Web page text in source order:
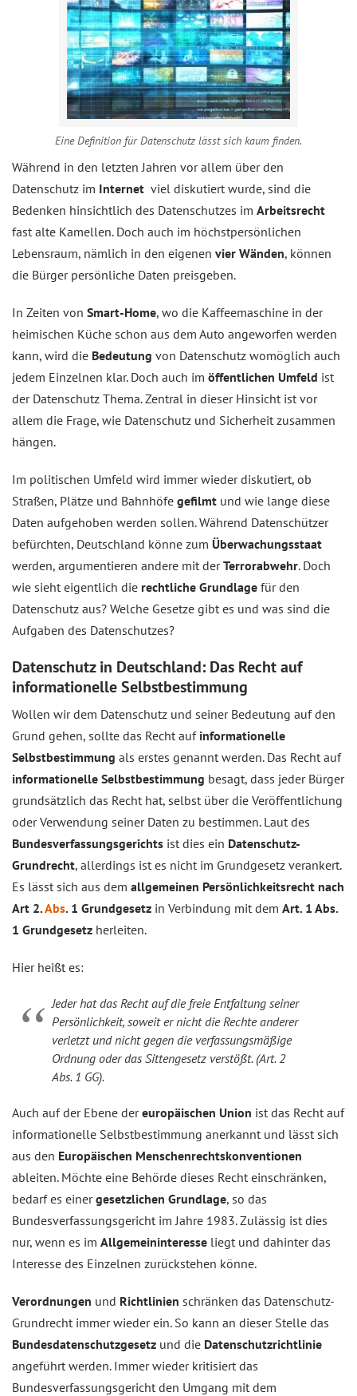
Eine Definition für Datenschutz lässt sich kaum finden.
Während in den letzten Jahren vor allem über den
Datenschutz im Internet viel diskutiert wurde, sind die
Bedenken hinsichtlich des Datenschutzes im Arbeitsrecht
fast alte Kamellen. Doch auch im höchstpersönlichen
Lebensraum, nämlich in den eigenen vier Wänden, können
die Bürger persönliche Daten preisgeben.
In Zeiten von Smart-Home, wo die Kaffeemaschine in der
heimischen Küche schon aus dem Auto angeworfen werden
kann, wird die Bedeutung von Datenschutz womöglich auch
jedem Einzelnen klar. Doch auch im öffentlichen Umfeld ist
der Datenschutz Thema. Zentral in dieser Hinsicht ist vor
allem die Frage, wie Datenschutz und Sicherheit zusammen
hängen.
Im politischen Umfeld wird immer wieder diskutiert, ob
Straßen, Plätze und Bahnhöfe gefilmt und wie lange diese
Daten aufgehoben werden sollen. Während Datenschützer
befürchten, Deutschland könne zum Überwachungsstaat
werden, argumentieren andere mit derTerrorabwehr. Doch
wie sieht eigentlich die rechtliche Grundlage für den
Datenschutz aus? Welche Gesetze gibt es und was sind die
Aufgaben des Datenschutzes?
Datenschutz in Deutschland: Das Recht auf
informationelle Selbstbestimmung
Wollen wir dem Datenschutz und seiner Bedeutung auf den
Grund gehen, sollte das Recht auf informationelle
Selbstbestimmung als erstes genannt werden. Das Recht auf
informationelle Selbstbestimmung besagt, dass jeder Bürger
grundsätzlich das Recht hat, selbst über die Veröffentlichung
oder Verwendung seiner Daten zu bestimmen. Laut des
Bundesverfassungsgerichts ist dies ein Datenschutz-
Grundrecht, allerdings ist es nicht im Grundgesetz verankert.
Es lässt sich aus dem allgemeinen Persönlichkeitsrecht nach
Art 2.Abs. 1 Grundgesetz in Verbindung mit dem Art. 1 Abs.
1 Grundgesetz herleiten.
Hier heißt es:
Jeder hat das Recht auf die freie Entfaltung seiner
Persönlichkeit, soweit er nicht die Rechte anderer
verletzt und nicht gegen die verfassungsmäßige
Ordnung oder das Sittengesetz verstößt. (Art. 2
Abs. 1 GG).
Auch auf der Ebene dereuropäischen Union ist das Recht auf
informationelle Selbstbestimmung anerkannt und lässt sich
aus den Europäischen Menschenrechtskonventionen
ableiten. Möchte eine Behörde dieses Recht einschränken,
bedarf es einergesetzlichen Grundlage, so das
Bundesverfassungsgericht im Jahre 1983. Zulässig ist dies
nur, wenn es im Allgemeininteresse liegt und dahinter das
Interesse des Einzelnen zurückstehen könne.
Verordnungen und Richtlinien schränken das Datenschutz-
Grundrecht immer wieder ein. So kann an dieser Stelle das
Bundesdatenschutzgesetz und die Datenschutzrichtlinie
angeführt werden. Immer wieder kritisiert das
Bundesverfassungsgericht den Umgang mit dem